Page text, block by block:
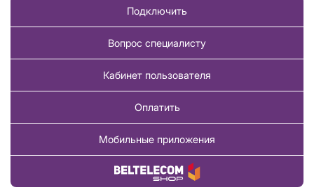
Подключить
Вопрос специалисту
Кабинет пользователя
Оплатить
Мобильные приложения
Купить товар